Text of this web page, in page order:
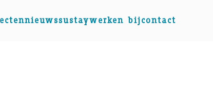
nieuwssustaywerken bijcontact